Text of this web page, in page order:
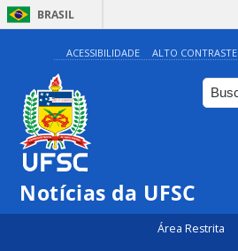
BRASIL
ACESSIBILIDADE ALTO CONTRASTE
Notícias da UFSC
Área Restrita